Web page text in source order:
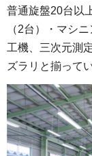
普通旋盤20台以
（2台）・マシ
工機、三次元測
ズラリと揃って